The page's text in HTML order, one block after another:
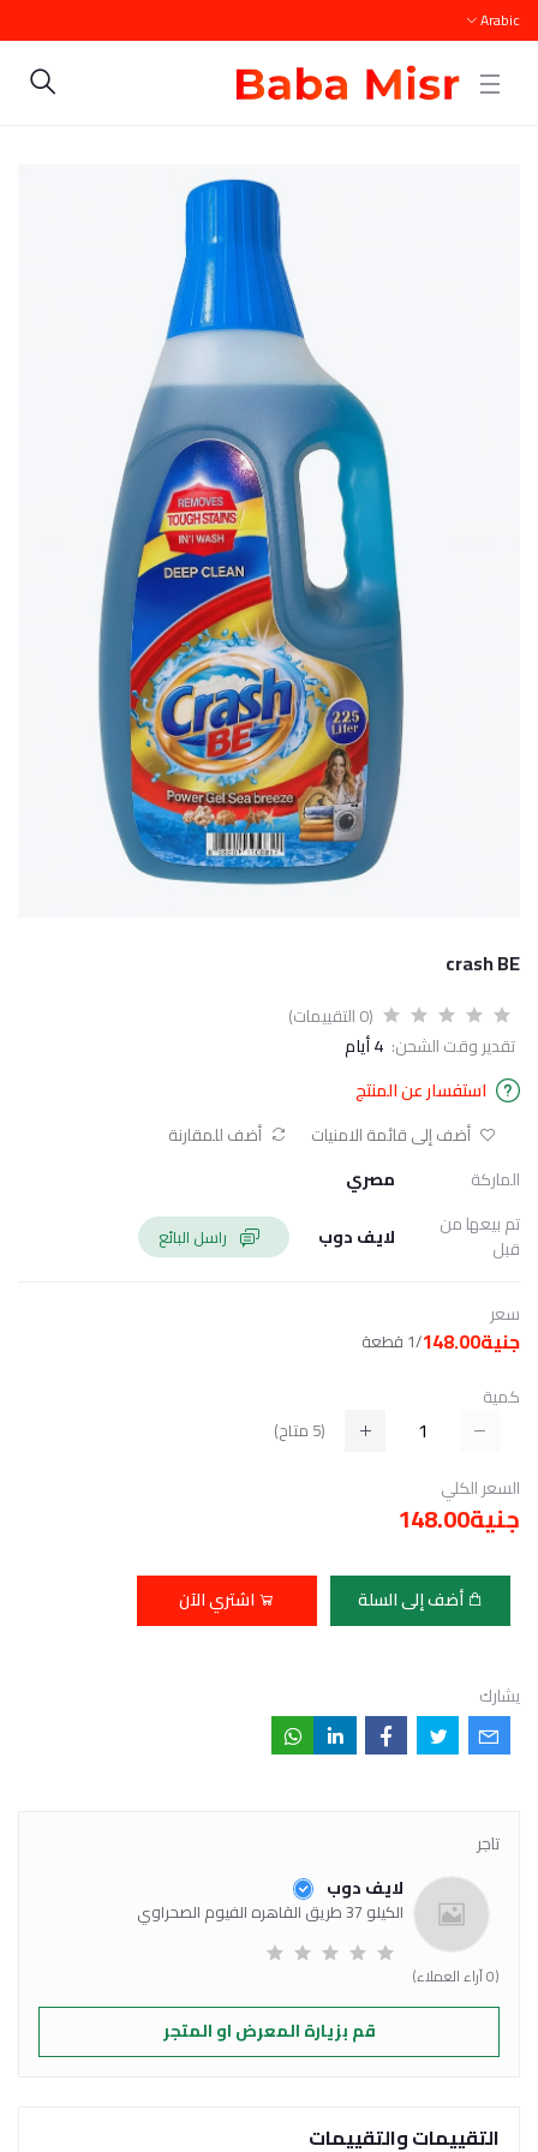
Arabic
crash BE
(0 التقييمات)
تقدير وقت الشحن: 4 أيام
استفسار عن المنتج
أضف إلى قائمة الامنيات
أضف للمقارنة
الماركة
مصري
تم بيعها من
قبل
لايف دوب
سعر
جنية148.00 /1 قطعة
كمية
(
5 متاح)
السعر الكلي
جنية148.00
أضف إلى السلة اشتري الآن
يشارك
تاجر
لايف دوب
الكيلو 37 طريق القاهره الفيوم الصحراوي
(0 آراء العملاء)
قم بزيارة المعرض او المتجر
التقييمات والتقييمات